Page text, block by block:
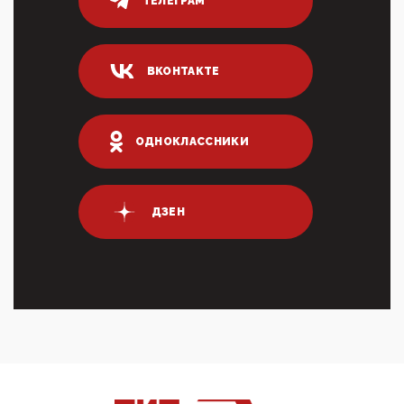
03:35, 10 Апреля 2026
Суммарное вознаграждение менеджменту в 15
крупных банках по итогам 2025 года превысило 63
млрд руб. ...
03:01, 10 Апреля 2026
что союзники просили Киев не наносить удары по
энергети...
01:54, 10 Апреля 2026
ПрезидентПутинвчера вечером обьявил
Пасхальное перемирие с 16 часов субботы до конца
дня Воскресен...
01:09, 10 Апреля 2026
ВКОНТАКТЕ
ОДНОКЛАССНИКИ
ДЗЕН